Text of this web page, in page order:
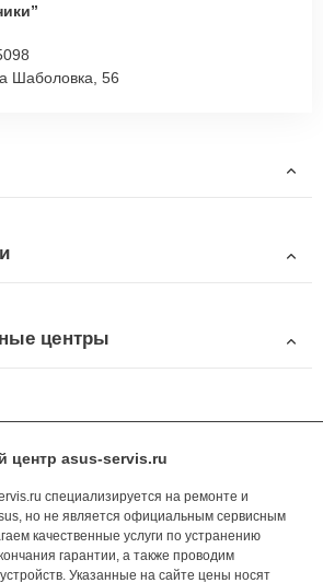
Шаболовка, 56
центры
asus-servis.ru
специализируется на ремонте и
но не является официальным сервисным
качественные услуги по устранению
гарантии, а также проводим
Указанные на сайте цены носят